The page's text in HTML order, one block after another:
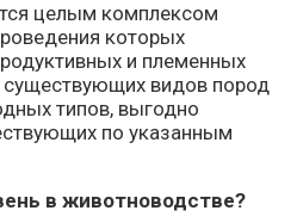
целым комплексом
которых
и племенных
видов пород
типов, выгодно
по указанным
в животноводстве?